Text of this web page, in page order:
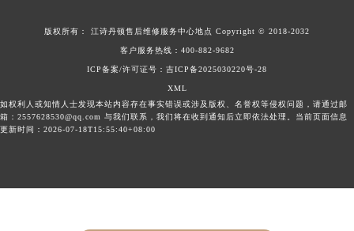
版权所有： 江诗丹顿售后维修服务中心地点 Copyright © 2018-2032
客户服务热线： 400-882-9682
ICP备案/许可证号：吉ICP备2025030220号-28
XML
如权利人或知情人士发现本站内容存在事实错误或涉及版权、名誉权等侵权问题，请通过邮
箱：2557628530@qq.com 与我们联系，我们将在收到通知后立即依法处理。当前页面信息
更新时间：2026-07-18T15:55:40+08:00